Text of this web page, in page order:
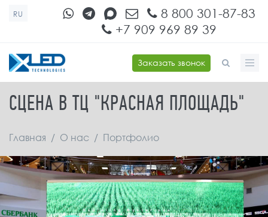
Перейти к основному содержанию
RU
8 800 301-87-83
+7 909 969 89 39
Заказать звонок
ФОРМА ПОИСКА
СЦЕНА В ТЦ "КРАСНАЯ ПЛОЩАДЬ"
Главная / О нас / Портфолио